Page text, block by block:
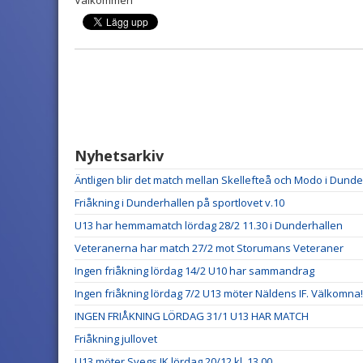
Nyhetsarkiv
Äntligen blir det match mellan Skellefteå och Modo i
Friåkning i Dunderhallen på sportlovet v.10
U13 har hemmamatch lördag 28/2 11.30 i Dunderhallen
Veteranerna har match 27/2 mot Storumans Veteraner
Ingen friåkning lördag 14/2 U10 har sammandrag
Ingen friåkning lördag 7/2 U13 möter Näldens IF. Välkomna!
INGEN FRIÅKNING LÖRDAG 31/1 U13 HAR MATCH
Friåkning jullovet